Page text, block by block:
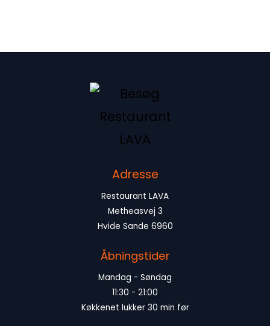
Adresse
Restaurant LAVA
Metheasvej 3
Hvide Sande 6960
Åbningstider
Mandag - Søndag
11:30 - 21:00
Køkkenet lukker 30 min før